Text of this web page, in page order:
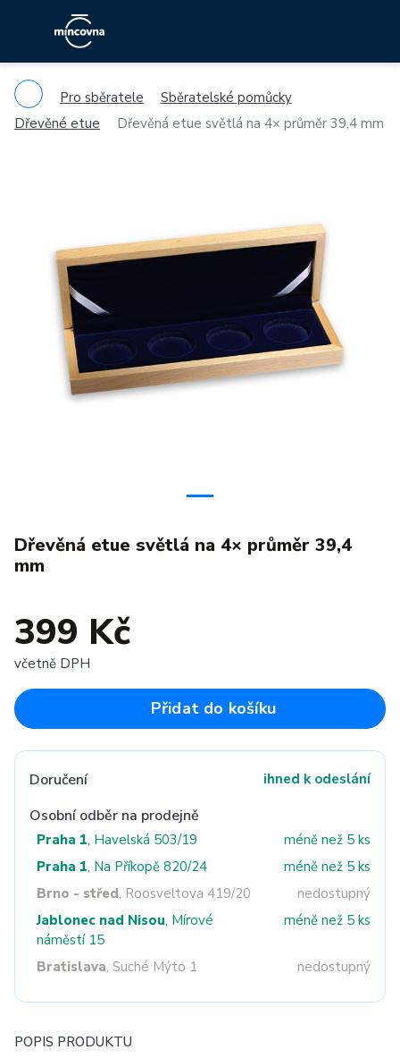
Pro sběratele
Sběratelské pomůcky
Dřevěné etue
Dřevěná etue světlá na 4× průměr 39,4 mm
Previous
Dřevěná etue světlá na 4× průměr 39,4
mm
399 Kč
včetně DPH
Přidat do košíku
Doručení ihned k odeslání
Osobní odběr na prodejně
Praha 1, Havelská 503/19
méně než 5 ks
Praha 1, Na Příkopě 820/24
méně než 5 ks
Brno - střed, Roosveltova 419/20
nedostupný
Jablonec nad Nisou, Mírové
náměstí 15
méně než 5 ks
Bratislava, Suché Mýto 1 nedostupný
POPIS PRODUKTU